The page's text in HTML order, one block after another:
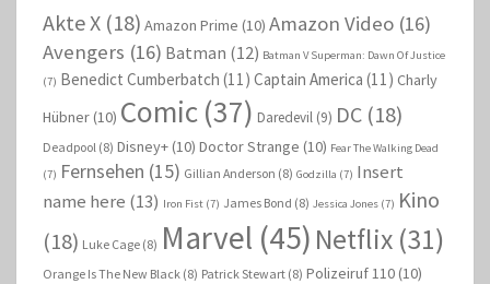
Akte X (18) Amazon Prime (10) Amazon Video (16)
Avengers (16) Batman (12) Batman V Superman: Dawn Of Justice
(7) Benedict Cumberbatch (11) Captain America (11) Charly
Hübner (10) Comic (37) Daredevil (9) DC (18)
Deadpool (8) Disney+ (10) Doctor Strange (10) Fear The Walking Dead
(7) Fernsehen (15) Gillian Anderson (8) Godzilla (7) Insert
name here (13) Iron Fist (7) James Bond (8) Jessica Jones (7) Kino
(18) Luke Cage (8) Marvel (45) Netflix (31)
Orange Is The New Black (8) Patrick Stewart (8) Polizeiruf 110 (10)